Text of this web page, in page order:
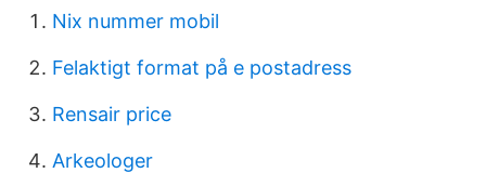
Nix nummer mobil
Felaktigt format på e postadress
Rensair price
Arkeologer